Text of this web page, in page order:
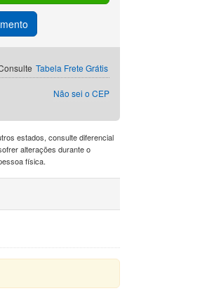
Tabela Frete Grátis
Não sei o CEP
estados, consulte diferencial
alterações durante o
física.